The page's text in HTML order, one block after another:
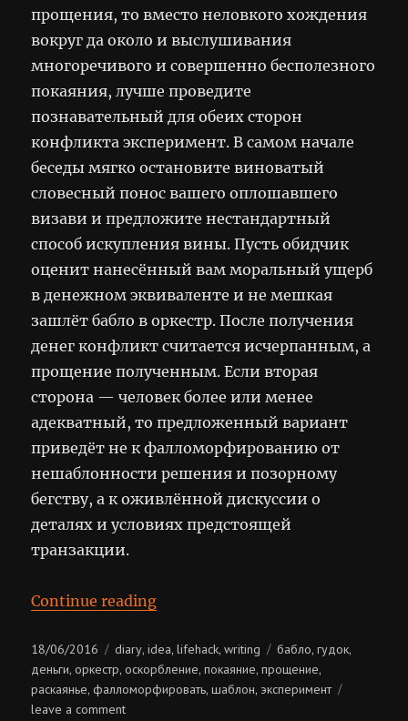
прощения, то вместо неловкого хождения
вокруг да около и выслушивания
многоречивого и совершенно бесполезного
покаяния, лучше проведите
познавательный для обеих сторон
конфликта эксперимент. В самом начале
беседы мягко остановите виноватый
словесный понос вашего оплошавшего
визави и предложите нестандартный
способ искупления вины. Пусть обидчик
оценит нанесённый вам моральный ущерб
в денежном эквиваленте и не мешкая
зашлёт бабло в оркестр. После получения
денег конфликт считается исчерпанным, а
прощение полученным. Если вторая
сторона — человек более или менее
адекватный, то предложенный вариант
приведёт не к фалломорфированию от
нешаблонности решения и позорному
бегству, а к оживлённой дискуссии о
деталях и условиях предстоящей
транзакции.
Continue reading“Продай своё прощение”
Posted
on
18/06/2016 Categories
diary,idea,lifehack,writing Tags
бабло,гудок,
деньги,оркестр,оскорбление,покаяние,прощение,
раскаянье,фалломорфировать,шаблон, эксперимент
leave a commenton